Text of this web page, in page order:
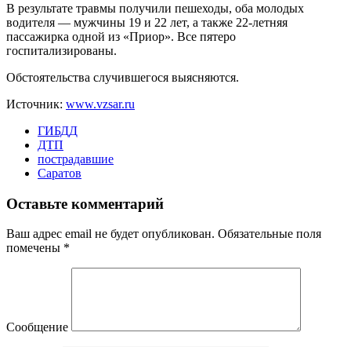
В результате травмы получили пешеходы, оба молодых
водителя — мужчины 19 и 22 лет, а также 22-летняя
пассажирка одной из «Приор». Все пятеро
госпитализированы.
Обстоятельства случившегося выясняются.
Источник: www.vzsar.ru
ГИБДД
ДТП
пострадавшие
Саратов
Оставьте комментарий
Ваш адрес email не будет опубликован. Обязательные поля
помечены *
Сообщение